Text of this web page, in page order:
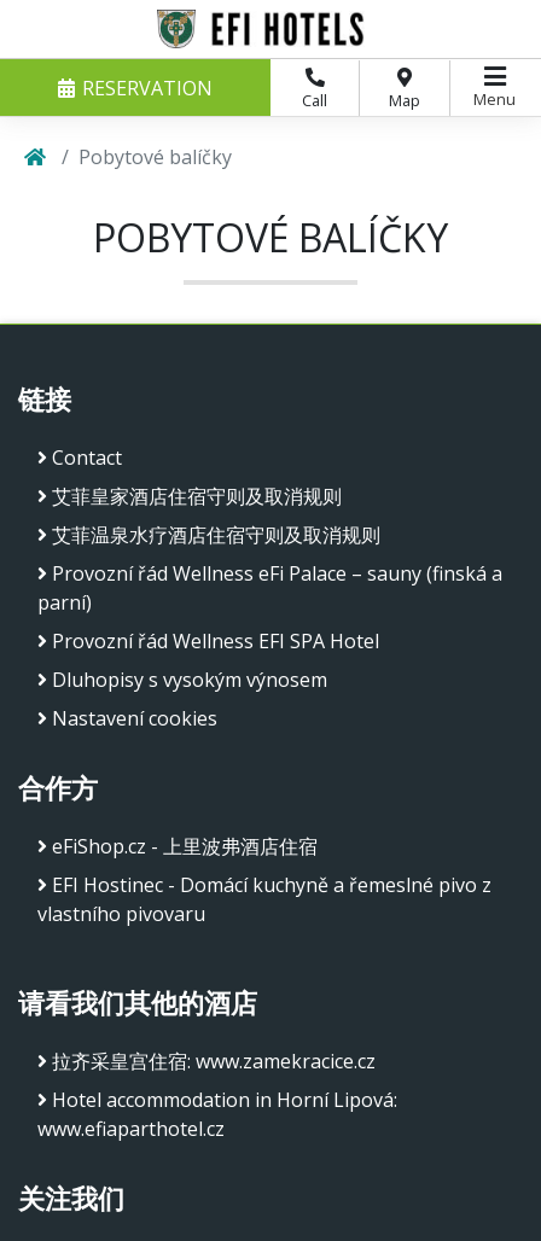
Call Map
RESERVATION Menu
Pobytové balíčky
POBYTOVÉ BALÍČKY
链接
Contact
艾菲皇家酒店住宿守则及取消规则
艾菲温泉水疗酒店住宿守则及取消规则
Provozní řád Wellness eFi Palace – sauny (finská a
parní)
Provozní řád Wellness EFI SPA Hotel
Dluhopisy s vysokým výnosem
Nastavení cookies
合作方
eFiShop.cz - 上里波弗酒店住宿
EFI Hostinec - Domácí kuchyně a řemeslné pivo z
vlastního pivovaru
请看我们其他的酒店
拉齐采皇宫住宿: www.zamekracice.cz
Hotel accommodation in Horní Lipová:
www.efiaparthotel.cz
关注我们